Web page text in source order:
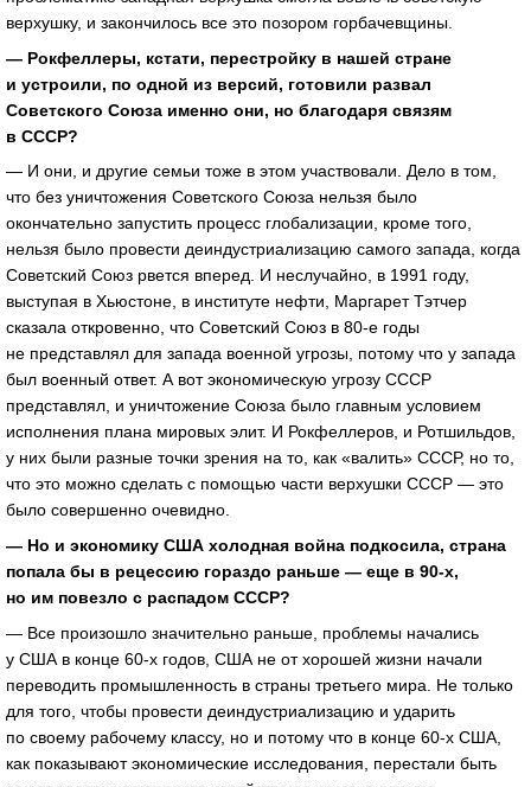
верхушку, и закончилось все это позором горбачевщины.
— Рокфеллеры, кстати, перестройку в нашей стране
и устроили, по одной из версий, готовили развал
Советского Союза именно они, но благодаря связям
в СССР?
— И они, и другие семьи тоже в этом участвовали. Дело в том,
что без уничтожения Советского Союза нельзя было
окончательно запустить процесс глобализации, кроме того,
нельзя было провести деиндустриализацию самого запада, когда
Советский Союз рвется вперед. И неслучайно, в 1991 году,
выступая в Хьюстоне, в институте нефти, Маргарет Тэтчер
сказала откровенно, что Советский Союз в 80-е годы
не представлял для запада военной угрозы, потому что у запада
был военный ответ. А вот экономическую угрозу СССР
представлял, и уничтожение Союза было главным условием
исполнения плана мировых элит. И Рокфеллеров, и Ротшильдов,
у них были разные точки зрения на то, как «валить» СССР, но то,
что это можно сделать с помощью части верхушки СССР — это
было совершенно очевидно.
— Но и экономику США холодная война подкосила, страна
попала бы в рецессию гораздо раньше — еще в 90-х,
но им повезло с распадом СССР?
— Все произошло значительно раньше, проблемы начались
у США в конце 60-х годов, США не от хорошей жизни начали
переводить промышленность в страны третьего мира. Не только
для того, чтобы провести деиндустриализацию и ударить
по своему рабочему классу, но и потому что в конце 60-х США,
как показывают экономические исследования, перестали быть